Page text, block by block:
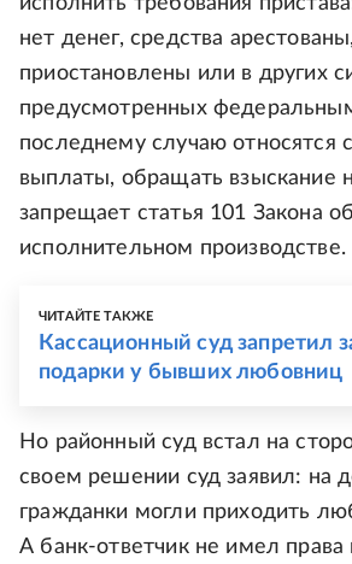
нет денег, средства
приостановлены или в других
предусмотренных
последнему случаю относятся
выплаты, обращать взыскание
запрещает статья 101 Закона об
исполнительном производстве.
ЧИТАЙТЕ ТАКЖЕ
Кассационный суд запретил
подарки у бывших любовниц
Но районный суд встал на
своем решении суд заявил: на
гражданки могли приходить
А банк-ответчик не имел права